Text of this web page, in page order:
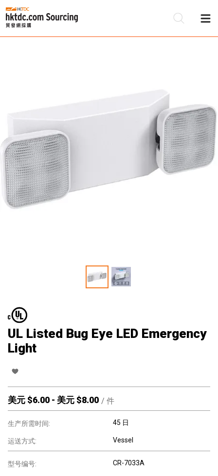
UL Listed Bug Eye LED Emergency
Light
美元 $6.00 - 美元 $8.00 / 件
生产所需时间: 45 日
运送方式: Vessel
型号编号: CR-7033A